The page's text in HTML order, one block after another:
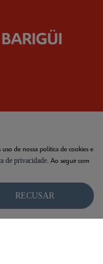
de nossa política de cookies e
de privacidade. Ao seguir com
RECUSAR